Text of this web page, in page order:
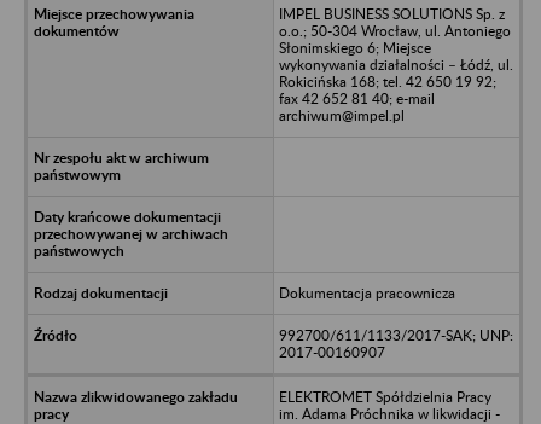
IMPEL BUSINESS SOLUTIONS Sp. z
o.o.; 50-304 Wrocław, ul. Antoniego
Słonimskiego 6; Miejsce
wykonywania działalności – Łódź, ul.
Rokicińska 168; tel. 42 650 19 92;
fax 42 652 81 40; e-mail
archiwum@impel.pl
Dokumentacja pracownicza
992700/611/1133/2017-SAK; UNP:
2017-00160907
ELEKTROMET Spółdzielnia Pracy
im. Adama Próchnika w likwidacji -